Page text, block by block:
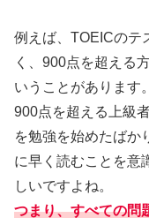
例えば、TOEICのテ
く、900点を超える
いうことがあります。
900点を超える上級
を勉強を始めたばか
に早く読むことを意
しいですよね。
つまり、すべての問